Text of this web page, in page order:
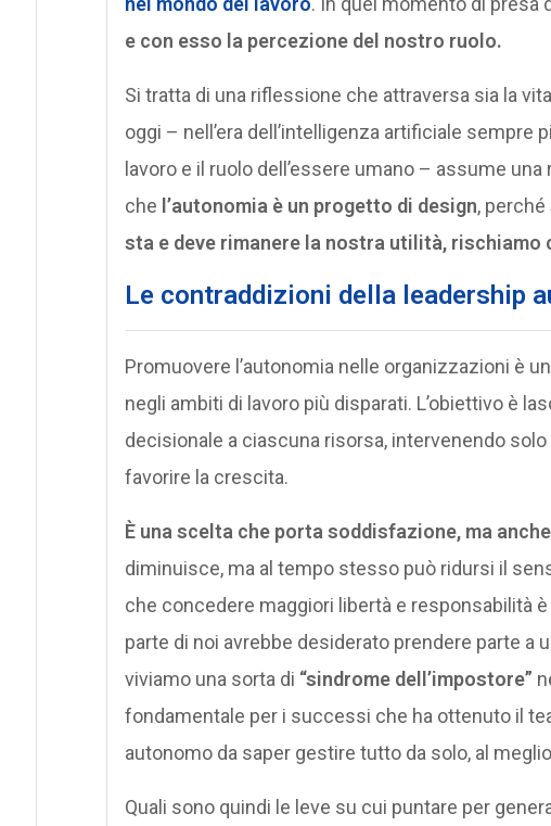
e con esso la percezione del nostro ruolo.
Si tratta di una riflessione che attraversa sia la
oggi – nell’era dell’intelligenza artificiale sempre
lavoro e il ruolo dell’essere umano – assume
che l’autonomia è un progetto di design, perché
sta e deve rimanere la nostra utilità,
Le contraddizioni della leadership
Promuovere l’autonomia nelle organizzazioni è
negli ambiti di lavoro più disparati. L’obiettivo è
decisionale a ciascuna risorsa, intervenendo
favorire la crescita.
È una scelta che porta soddisfazione, ma
diminuisce, ma al tempo stesso può ridursi il
che concedere maggiori libertà e responsabilità
parte di noi avrebbe desiderato prendere parte a
viviamo una sorta di “sindrome dell’impostore”
fondamentale per i successi che ha ottenuto il
autonomo da saper gestire tutto da solo, al
Quali sono quindi le leve su cui puntare per